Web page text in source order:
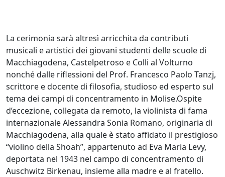
La cerimonia sarà altresì arricchita da contributi
musicali e artistici dei giovani studenti delle scuole di
Macchiagodena, Castelpetroso e Colli al Volturno
nonché dalle riflessioni del Prof. Francesco Paolo Tanzj,
scrittore e docente di filosofia, studioso ed esperto sul
tema dei campi di concentramento in Molise.Ospite
d’eccezione, collegata da remoto, la violinista di fama
internazionale Alessandra Sonia Romano, originaria di
Macchiagodena, alla quale è stato affidato il prestigioso
“violino della Shoah”, appartenuto ad Eva Maria Levy,
deportata nel 1943 nel campo di concentramento di
Auschwitz Birkenau, insieme alla madre e al fratello.